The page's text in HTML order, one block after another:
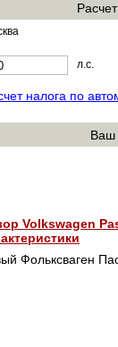
л.с.
налога по
Ваш
Volkswagen
Фольксваген